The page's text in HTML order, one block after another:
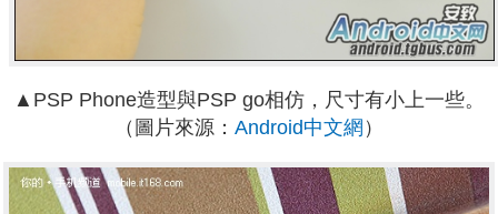
▲PSP Phone造型與PSP go相仿，尺寸有小上一些。
（圖片來源： Android中文網 ）